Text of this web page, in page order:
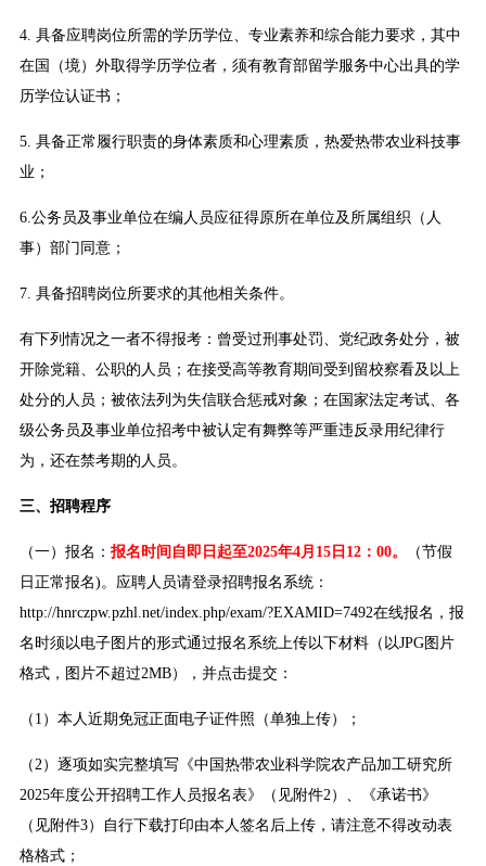
4. 具备应聘岗位所需的学历学位、专业素养和综合能力要求，其中
在国（境）外取得学历学位者，须有教育部留学服务中心出具的学
历学位认证书；
5. 具备正常履行职责的身体素质和心理素质，热爱热带农业科技事
业；
6.公务员及事业单位在编人员应征得原所在单位及所属组织（人
事）部门同意；
7. 具备招聘岗位所要求的其他相关条件。
有下列情况之一者不得报考：曾受过刑事处罚、党纪政务处分，被
开除党籍、公职的人员；在接受高等教育期间受到留校察看及以上
处分的人员；被依法列为失信联合惩戒对象；在国家法定考试、各
级公务员及事业单位招考中被认定有舞弊等严重违反录用纪律行
为，还在禁考期的人员。
三、招聘程序
（一）报名： 报名时间自即日起至2025年4月15日12：00。
（节假
日正常报名)。应聘人员请登录招聘报名系统：
http://hnrczpw.pzhl.net/index.php/exam/?EXAMID=7492在线报名，报
名时须以电子图片的形式通过报名系统上传以下材料（以JPG图片
格式，图片不超过2MB），并点击提交：
（1）本人近期免冠正面电子证件照（单独上传）；
（2）逐项如实完整填写《中国热带农业科学院农产品加工研究所
2025年度公开招聘工作人员报名表》（见附件2）、《承诺书》
（见附件3）自行下载打印由本人签名后上传，请注意不得改动表
格格式；